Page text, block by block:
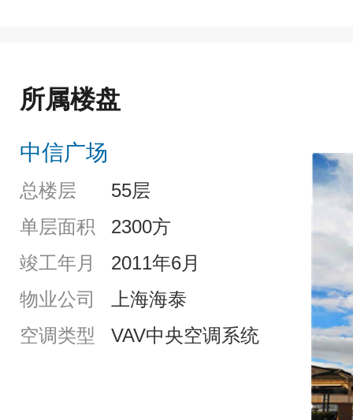
所属楼盘
中信广场
总楼层
55层
单层面积
2300方
竣工年月
2011年6月
物业公司
上海海泰
空调类型
VAV中央空调系统